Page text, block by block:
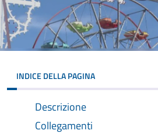
INDICE DELLA PAGINA
Descrizione
Collegamenti